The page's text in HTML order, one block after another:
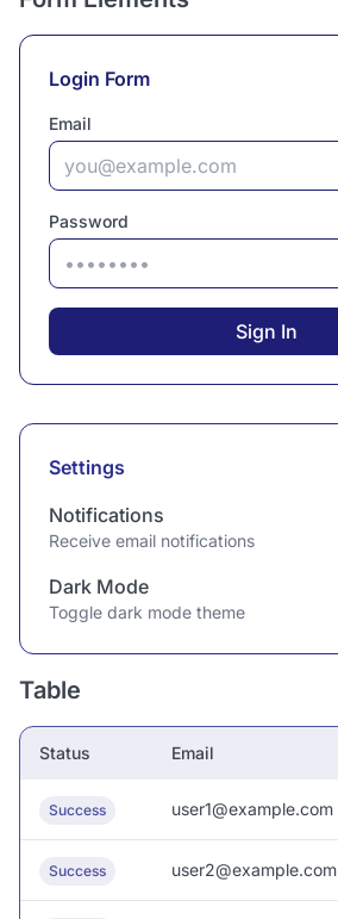
Login Form
Email
Password
Sign In
Settings
Notifications
Receive email notifications
Dark Mode
Toggle dark mode theme
Table
Status Email
Success user1@example.com
Success user2@example.com